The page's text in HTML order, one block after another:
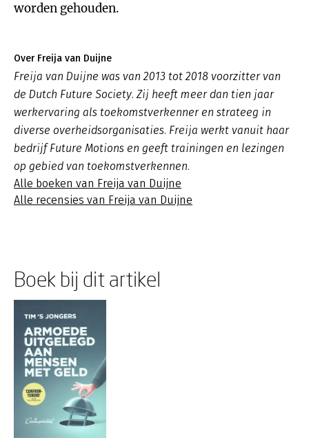
worden gehouden.
Over Freija van Duijne
Freija van Duijne was van 2013 tot 2018 voorzitter van
de Dutch Future Society. Zij heeft meer dan tien jaar
werkervaring als toekomstverkenner en strateeg in
diverse overheidsorganisaties. Freija werkt vanuit haar
bedrijf Future Motions en geeft trainingen en lezingen
op gebied van toekomstverkennen.
Alle boeken van Freija van Duijne
Alle recensies van Freija van Duijne
Boek bij dit artikel